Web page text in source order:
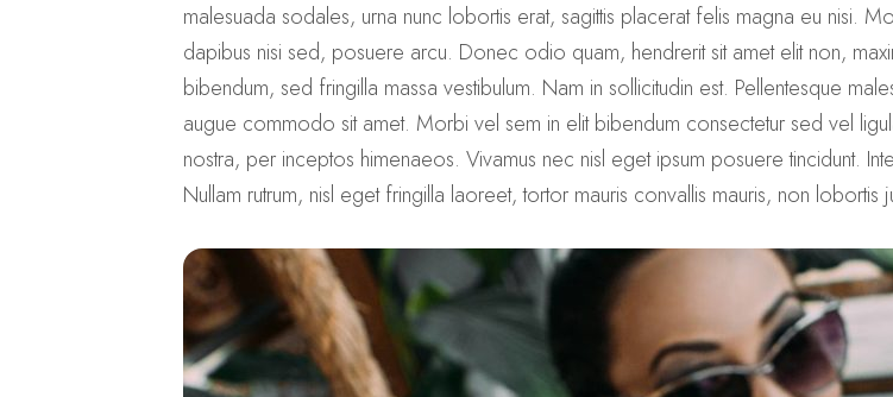
malesuada sodales, urna nunc lobortis erat, sagittis placerat felis magna eu nisi.
dapibus nisi sed, posuere arcu. Donec odio quam, hendrerit sit amet elit non,
bibendum, sed fringilla massa vestibulum. Nam in sollicitudin est. Pellentesque
augue commodo sit amet. Morbi vel sem in elit bibendum consectetur sed vel
nostra, per inceptos himenaeos. Vivamus nec nisl eget ipsum posuere tincidunt.
Nullam rutrum, nisl eget fringilla laoreet, tortor mauris convallis mauris, non lobortis